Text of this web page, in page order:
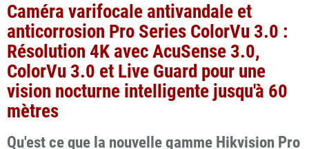
Caméra varifocale antivandale et
anticorrosion Pro Series ColorVu 3.0 :
Résolution 4K avec AcuSense 3.0,
ColorVu 3.0 et Live Guard pour une
vision nocturne intelligente jusqu'à 60
mètres
Qu'est ce que la nouvelle gamme Hikvision Pro